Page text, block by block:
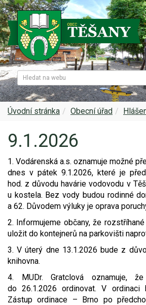
Úvodní stránka Obecní úřad
9.1.2026
1. Vodárenská a.s. oznamuje možné
dnes v pátek 9.1.2026, které je
hod. z důvodu havárie vodovodu v
u kostela. Bez vody budou rodinné
a 62. Důvodem výluky je oprava
2. Informujeme občany, že
uložit do kontejnerů na parkovišti
3. V úterý dne 13.1.2026 bude z
knihovna.
4. MUDr. Gratclová oznamuje,
do 26.1.2026 ordinovat. V ordinaci
Zástup ordinace – Brno po
Naše obec
Z historie
Památky v Těšanech
Zajímavosti v obci
Znak a prapor obce
Virtuální prohlídka
Video - průlet dronem
Naše koně
Úřední deska
Samospráva
Dokumenty obce
Projekty
Matrika
Hlášení rozhlasu
Poruchy, omezení
Mapové služby
Kontakty a info
Spolky a sdružení
Kultura
Obecní knihovna
Srub
Sport
Ohlédnutí za lety 2015-2019
Okolní obce
Škola
Farnost
Služby, firmy
Zdravotní služby
Foto, video
Rezervační systém obce
Nabídka práce
Smuteční oznámení
Odkazy